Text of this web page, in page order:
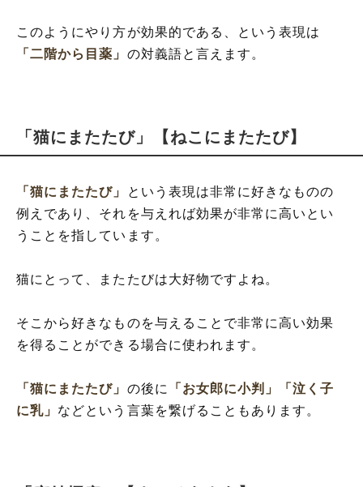
このようにやり方が効果的である、という表現は
「二階から目薬」 の対義語と言えます。
「猫にまたたび」【ねこにまたたび】
「猫にまたたび」
という表現は非常に好きなものの
例えであり、それを与えれば効果が非常に高いとい
うことを指しています。
猫にとって、またたびは大好物ですよね。
そこから好きなものを与えることで非常に高い効果
を得ることができる場合に使われます。
「猫にまたたび」 の後に 「お女郎に小判」
「泣く子
に乳」 などという言葉を繋げることもあります。